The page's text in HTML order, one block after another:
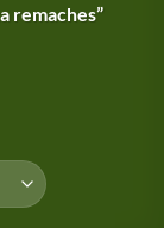
remaches”